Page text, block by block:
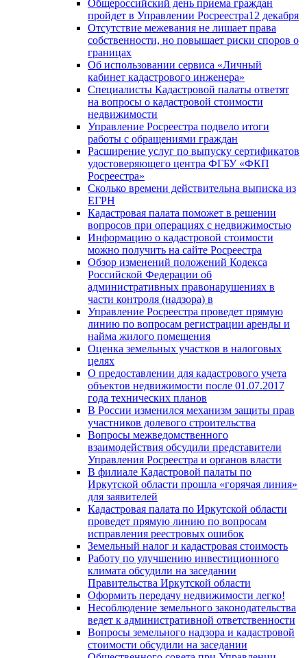
Общероссийский день приема граждан
пройдет в Управлении Росреестра12 декабря
Отсутствие межевания не лишает права
собственности, но повышает риски споров о
границах
Об использовании сервиса «Личный
кабинет кадастрового инженера»
Специалисты Кадастровой палаты ответят
на вопросы о кадастровой стоимости
недвижимости
Управление Росреестра подвело итоги
работы с обращениями граждан
Расширение услуг по выпуску сертификатов
удостоверяющего центра ФГБУ «ФКП
Росреестра»
Сколько времени действительна выписка из
ЕГРН
Кадастровая палата поможет в решении
вопросов при операциях с недвижимостью
Информацию о кадастровой стоимости
можно получить на сайте Росреестра
Обзор изменений положений Кодекса
Российской Федерации об
административных правонарушениях в
части контроля (надзора) в
Управление Росреестра проведет прямую
линию по вопросам регистрации аренды и
найма жилого помещения
Оценка земельных участков в налоговых
целях
О предоставлении для кадастрового учета
объектов недвижимости после 01.07.2017
года технических планов
В России изменился механизм защиты прав
участников долевого строительства
Вопросы межведомственного
взаимодействия обсудили представители
Управления Росреестра и органов власти
В филиале Кадастровой палаты по
Иркутской области прошла «горячая линия»
для заявителей
Кадастровая палата по Иркутской области
проведет прямую линию по вопросам
исправления реестровых ошибок
Земельный налог и кадастровая стоимость
Работу по улучшению инвестиционного
климата обсудили на заседании
Правительства Иркутской области
Оформить передачу недвижимости легко!
Несоблюдение земельного законодательства
ведет к административной ответственности
Вопросы земельного надзора и кадастровой
стоимости обсудили на заседании